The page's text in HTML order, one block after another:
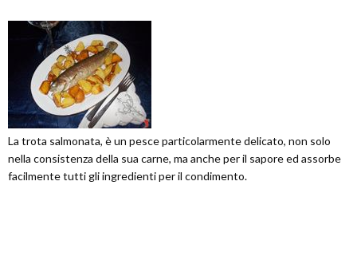
La trota salmonata, è un pesce particolarmente delicato, non solo
nella consistenza della sua carne, ma anche per il sapore ed assorbe
facilmente tutti gli ingredienti per il condimento.